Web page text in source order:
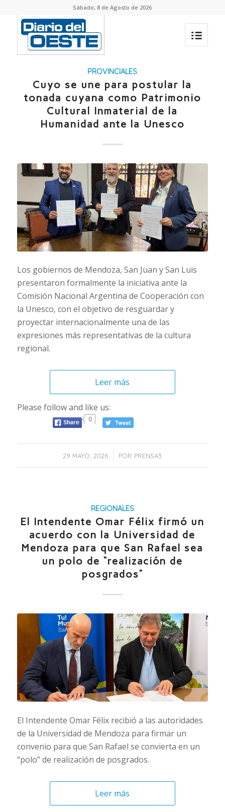
Sábado, 8 de Agosto de 2026
PROVINCIALES
Cuyo se une para postular la
tonada cuyana como Patrimonio
Cultural Inmaterial de la
Humanidad ante la Unesco
Los gobiernos de Mendoza, San Juan y San Luis
presentaron formalmente la iniciativa ante la
Comisión Nacional Argentina de Cooperación con
la Unesco, con el objetivo de resguardar y
proyectar internacionalmente una de las
expresiones más representativas de la cultura
regional.
Leer más
Please follow and like us:
0
29 MAYO, 2026
/ POR PRENSA3
REGIONALES
El Intendente Omar Félix firmó un
acuerdo con la Universidad de
Mendoza para que San Rafael sea
un polo de “realización de
posgrados”
El Intendente Omar Félix recibió a las autoridades
de la Universidad de Mendoza para firmar un
convenio para que San Rafael se convierta en un
“polo” de realización de posgrados.
Leer más